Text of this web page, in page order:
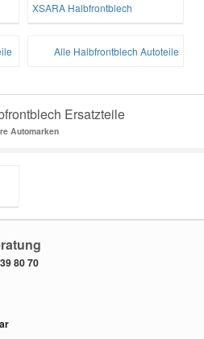
XSARA Halbfrontblech
Alle Halbfrontblech Autoteile
Ersatzteile
Automarken
80 70